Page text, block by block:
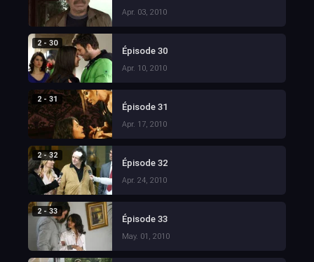
Apr. 03, 2010
2 - 30
Épisode 30
Apr. 10, 2010
2 - 31
Épisode 31
Apr. 17, 2010
2 - 32
Épisode 32
Apr. 24, 2010
2 - 33
Épisode 33
May. 01, 2010